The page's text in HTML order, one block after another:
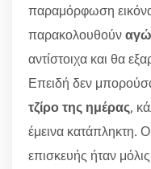
παραμόρφωση
παρακολουθούν
αντίστοιχα και θα
Επειδή δεν
τζίρο της ημέρας,
έμεινα κατάπληκτη.
επισκευής ήταν μόλις